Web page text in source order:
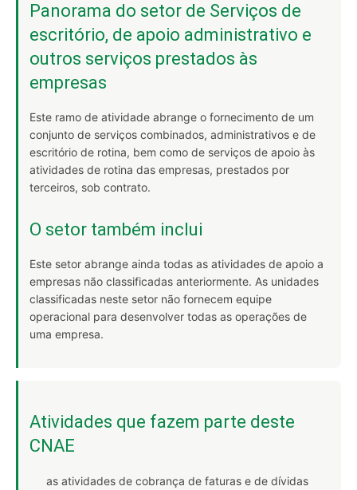
Panorama do setor de Serviços de
escritório, de apoio administrativo e
outros serviços prestados às
empresas
Este ramo de atividade abrange o fornecimento de um
conjunto de serviços combinados, administrativos e de
escritório de rotina, bem como de serviços de apoio às
atividades de rotina das empresas, prestados por
terceiros, sob contrato.
O setor também inclui
Este setor abrange ainda todas as atividades de apoio a
empresas não classificadas anteriormente. As unidades
classificadas neste setor não fornecem equipe
operacional para desenvolver todas as operações de
uma empresa.
Atividades que fazem parte deste
CNAE
as atividades de cobrança de faturas e de dívidas